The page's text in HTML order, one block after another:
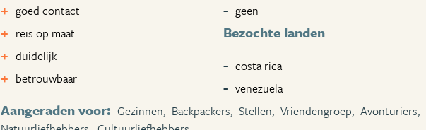
goed contact
reis op maat
duidelijk
betrouwbaar
geen
Bezochte landen
costa rica
venezuela
Aangeraden voor: Gezinnen, Backpackers, Stellen, Vriendengroep, Avonturiers,